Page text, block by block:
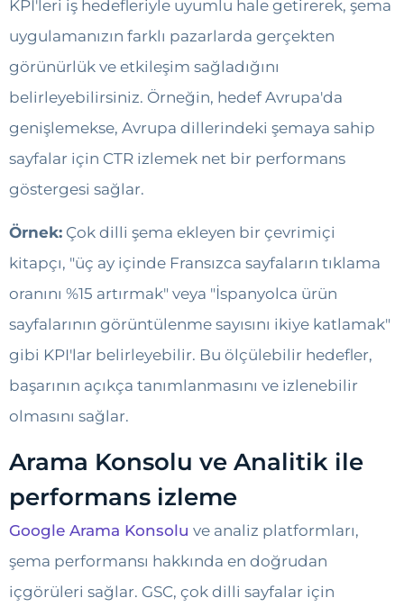
KPI'leri iş hedefleriyle uyumlu hale getirerek, şema
uygulamanızın farklı pazarlarda gerçekten
görünürlük ve etkileşim sağladığını
belirleyebilirsiniz. Örneğin, hedef Avrupa'da
genişlemekse, Avrupa dillerindeki şemaya sahip
sayfalar için CTR izlemek net bir performans
göstergesi sağlar.
Örnek: Çok dilli şema ekleyen bir çevrimiçi
kitapçı, "üç ay içinde Fransızca sayfaların tıklama
oranını %15 artırmak" veya "İspanyolca ürün
sayfalarının görüntülenme sayısını ikiye katlamak"
gibi KPI'lar belirleyebilir. Bu ölçülebilir hedefler,
başarının açıkça tanımlanmasını ve izlenebilir
olmasını sağlar.
Arama Konsolu ve Analitik ile
performans izleme
Google Arama Konsolu ve analiz platformları,
şema performansı hakkında en doğrudan
içgörüleri sağlar. GSC, çok dilli sayfalar için